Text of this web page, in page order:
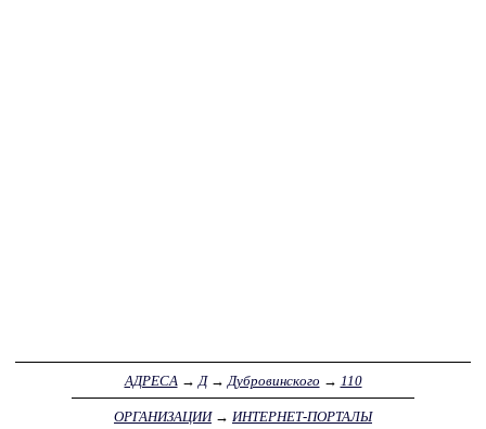
АДРЕСА → Д→ Дубровинского → 110
ОРГАНИЗАЦИИ→ ИНТЕРНЕТ-ПОРТАЛЫ